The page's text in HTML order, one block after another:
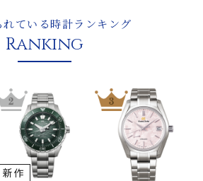
れている時計ランキング
Ranking
新作